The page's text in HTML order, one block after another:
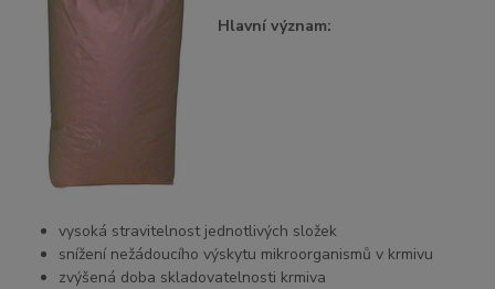
Hlavní význam:
vysoká stravitelnost jednotlivých složek
snížení nežádoucího výskytu mikroorganismů v krmivu
zvýšená doba skladovatelnosti krmiva